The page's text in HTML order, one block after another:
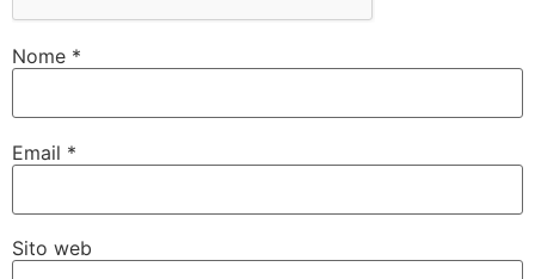
Nome *
Email *
Sito web